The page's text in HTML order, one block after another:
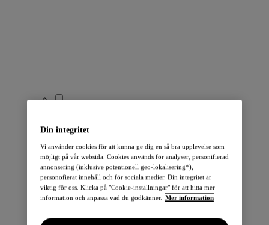
Din integritet
Vi använder cookies för att kunna ge dig en så bra upplevelse som
möjligt på vår websida. Cookies används för analyser, personifierad
annonsering (inklusive potentionell geo-lokalisering*),
personofierat innehåll och för sociala medier. Din integritet är
viktig för oss. Klicka på "Cookie-inställningar" för att hitta mer
information och anpassa vad du godkänner. Mer information